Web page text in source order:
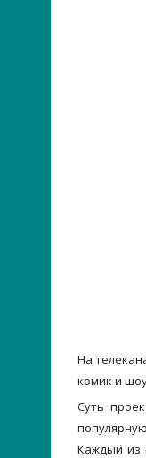
На
комик и
Суть
Каждый из